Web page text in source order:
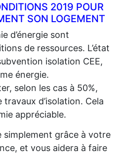
2019 POUR
SON LOGEMENT
d’énergie sont
de ressources. L’état
isolation CEE,
énergie.
selon les cas à 50%,
d’isolation. Cela
appréciable.
simplement grâce à votre
et vous aidera à faire